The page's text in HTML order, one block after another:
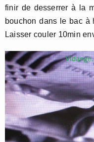
finir de desserrer à la
bouchon dans le bac
Laisser couler 10min